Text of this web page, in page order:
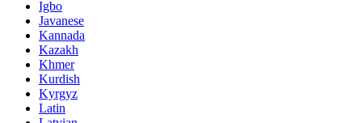
Igbo
Javanese
Kannada
Kazakh
Khmer
Kurdish
Kyrgyz
Latin